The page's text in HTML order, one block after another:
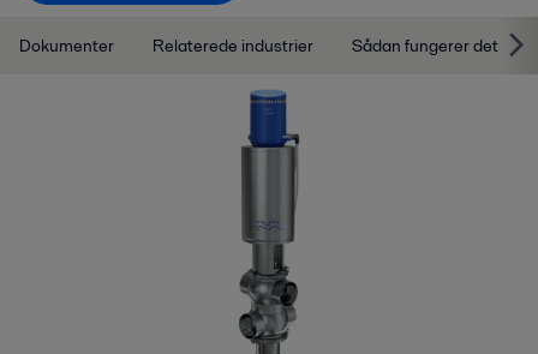
Dokumenter Relaterede industrier Sådan fungerer det